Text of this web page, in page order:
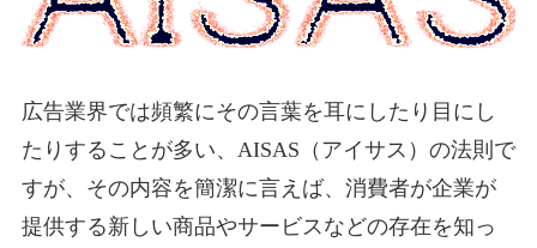
広告業界では頻繁にその言葉を耳にしたり目にし
たりすることが多い、AISAS（アイサス）の法則で
すが、その内容を簡潔に言えば、消費者が企業が
提供する新しい商品やサービスなどの存在を知っ